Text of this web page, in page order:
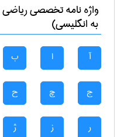
واژه نامه تخصصیرياضی
به انگلیسی)
آ ا ب
ج چ ح
ر ز ژ